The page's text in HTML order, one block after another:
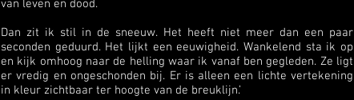
van leven en dood.
Dan zit ik stil in de sneeuw. Het heeft niet meer dan een paar
seconden geduurd. Het lijkt een eeuwigheid. Wankelend sta ik op
en kijk omhoog naar de helling waar ik vanaf ben gegleden. Ze ligt
er vredig en ongeschonden bij. Er is alleen een lichte vertekening
in kleur zichtbaar ter hoogte van de breuklijn.’